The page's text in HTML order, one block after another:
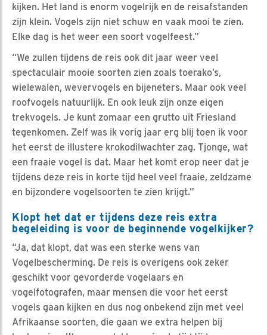
kijken. Het land is enorm vogelrijk en de reisafstanden
zijn klein. Vogels zijn niet schuw en vaak mooi te zien.
Elke dag is het weer een soort vogelfeest.”
“We zullen tijdens de reis ook dit jaar weer veel
spectaculair mooie soorten zien zoals toerako’s,
wielewalen, wevervogels en bijeneters. Maar ook veel
roofvogels natuurlijk. En ook leuk zijn onze eigen
trekvogels. Je kunt zomaar een grutto uit Friesland
tegenkomen. Zelf was ik vorig jaar erg blij toen ik voor
het eerst de illustere krokodilwachter zag. Tjonge, wat
een fraaie vogel is dat. Maar het komt erop neer dat je
tijdens deze reis in korte tijd heel veel fraaie, zeldzame
en bijzondere vogelsoorten te zien krijgt.”
Klopt het dat er tijdens deze reis extra
begeleiding is voor de beginnende vogelkijker?
“Ja, dat klopt, dat was een sterke wens van
Vogelbescherming. De reis is overigens ook zeker
geschikt voor gevorderde vogelaars en
vogelfotografen, maar mensen die voor het eerst
vogels gaan kijken en dus nog onbekend zijn met veel
Afrikaanse soorten, die gaan we extra helpen bij